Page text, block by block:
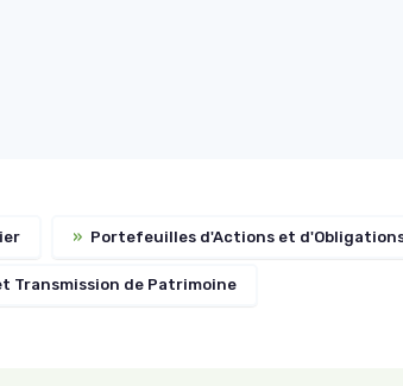
» Portefeuilles d'Actions et
Transmission de Patrimoine